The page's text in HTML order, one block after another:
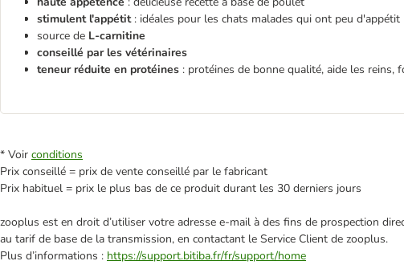
stimulent l'appétit: idéales pour les chats malades qui ont peu d'appétit
source de L-carnitine
conseillé par les vétérinaires
teneur réduite en protéines : protéines de bonne qualité, aide les reins,
* Voir conditions
Prix conseillé = prix de vente conseillé par le fabricant
Prix habituel = prix le plus bas de ce produit durant les 30 derniers jours
zooplus est en droit d’utiliser votre adresse e‑mail à des fins de prospection
au tarif de base de la transmission, en contactant le Service Client de zooplus.
Plus d’informations : https://support.bitiba.fr/fr/support/home